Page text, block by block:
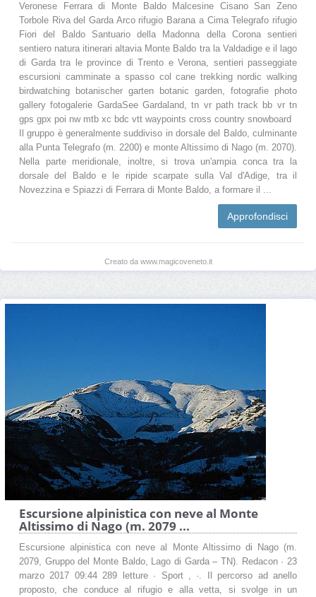
Veronese Ferrara di Monte Baldo Malcesine Cisano San Zeno
Torbole Riva del Garda Arco rifugio Barana a Cima Telegrafo rifugio
Fiori del Baldo Santuario della Madonna della Corona sentieri
sentiero natura itinerari altavia Monte Baldo tra la Valdadige e il lago
di Garda tra le province di Trento e Verona, sentieri passeggiate
escursioni camminate a spasso col cane trekking nordic walking
birdwatching botanischer garten botanic garden, fotografie photo
gallery fotogalerie GardaSee Gardaland, tn vr path track bb vr tn
gps gpx poi nw mtb xc bdc vtt waypoints cross country snowboard
Il gruppo è generalmente suddiviso in dorsale del Baldo, culminante
alla Punta Telegrafo (m. 2200) e monte Altissimo di Nago (m. 2070).
Nella parte meridionale, inoltre, si trova un'ampia conca tra la
dorsale del Baldo e le ripide scarpate sulla Val d'Adige, tra il
Novezzina e Spiazzi di Ferrara di Monte Baldo, a formare il ...
Approfondisci
Creato da www.magicoveneto.it
Escursione alpinistica con neve al Monte
Altissimo di Nago (m. 2079 ...
Escursione alpinistica con neve al Monte Altissimo di Nago (m.
2079, Gruppo del Monte Baldo, Lago di Garda – TN). Redacon · 23
marzo 2017 09:44 289 letture · Sport , ·. Il percorso ad anello
proposto, che conduce al rifugio e alla vetta, si svolge in un